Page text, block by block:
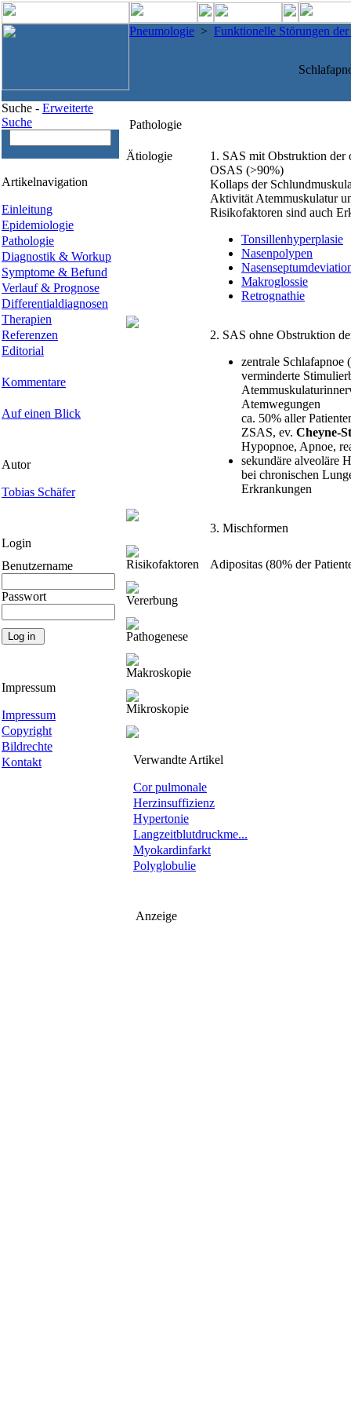
Pneumologie > Funktionelle Störungen
Suche - Erweiterte
Suche
Artikelnavigation
Einleitung
Epidemiologie
Pathologie
Diagnostik & Workup
Symptome & Befund
Verlauf & Prognose
Differentialdiagnosen
Therapien
Referenzen
Editorial
Kommentare
Auf einen Blick
Autor
Tobias Schäfer
Login
Benutzername
Passwort
Impressum
Impressum
Copyright
Bildrechte
Kontakt
Pathologie
Ätiologie
1. SAS mit Obstruktion der
OSAS (>90%)
Kollaps der
Aktivität Atemmuskulatur
Risikofaktoren sind auch
Tonsillenhyperplasie
Nasenpolypen
Makroglossie
Retrognathie
2. SAS ohne Obstruktion
zentrale
verminderte
Atemwegungen
ca. 50% aller
ZSAS, ev. Cheyne-
Hypopnoe, Apnoe,
sekundäre alveoläre
bei chronischen
Erkrankungen
3. Mischformen
Risikofaktoren Adipositas (80% der
Vererbung
Pathogenese
Makroskopie
Mikroskopie
Verwandte Artikel
Cor pulmonale
Herzinsuffizienz
Hypertonie
Langzeitblutdruckme...
Myokardinfarkt
Polyglobulie
Anzeige